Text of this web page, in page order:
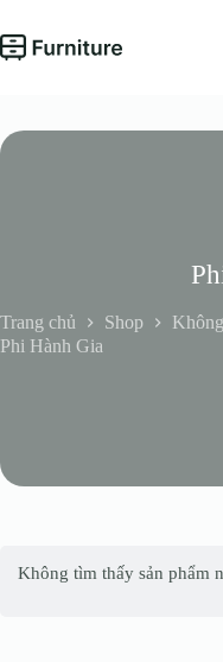
đến
phần
Trang chủ Shop
Phi Hành Gia
Không tìm thấy sản phẩm